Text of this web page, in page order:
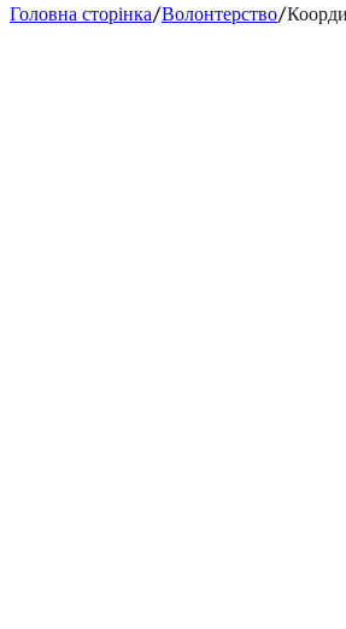
Головна сторінка Волонтерство